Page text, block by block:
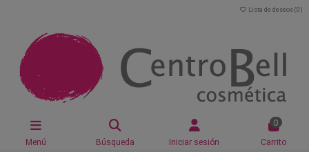
Lista de deseos (0 )
Menú Búsqueda Iniciar sesión
0
Carrito